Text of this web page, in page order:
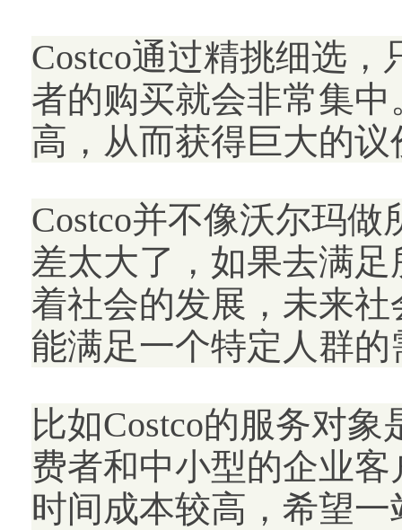
Costco通过精挑细选
者的购买就会非常集
高，从而获得巨大的议
Costco并不像沃尔玛
差太大了，如果去满
着社会的发展，未来
能满足一个特定人群
比如Costco的服务对
费者和中小型的企业
时间成本较高，希望